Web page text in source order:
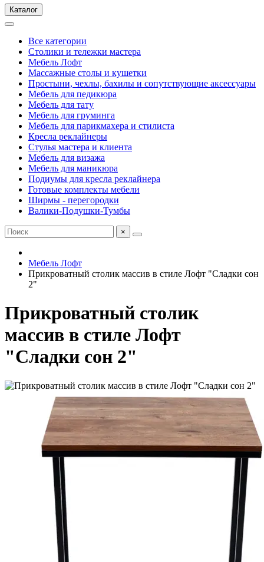
Каталог
Все категории
Столики и тележки мастера
Мебель Лофт
Массажные столы и кушетки
Простыни, чехлы, бахилы и сопутствующие аксессуары
Мебель для педикюра
Мебель для тату
Мебель для груминга
Мебель для парикмахера и стилиста
Кресла реклайнеры
Стулья мастера и клиента
Мебель для визажа
Мебель для маникюра
Подиумы для кресла реклайнера
Готовые комплекты мебели
Ширмы - перегородки
Валики-Подушки-Тумбы
×
Мебель Лофт
Прикроватный столик массив в стиле Лофт "Сладки сон
2"
Прикроватный столик
массив в стиле Лофт
"Сладки сон 2"